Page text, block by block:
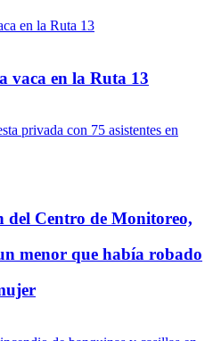
vaca en la Ruta 13
del Centro de Monitoreo,
menor que había robado